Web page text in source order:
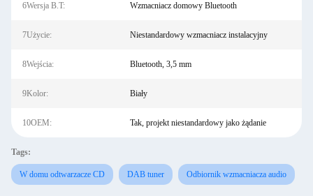
6Wersja B.T: Wzmacniacz domowy Bluetooth
7Użycie: Niestandardowy wzmacniacz instalacyjny
8Wejścia: Bluetooth, 3,5 mm
9Kolor: Biały
10OEM: Tak, projekt niestandardowy jako żądanie
Tags:
W domu odtwarzacze CD DAB tuner Odbiornik wzmacniacza audio